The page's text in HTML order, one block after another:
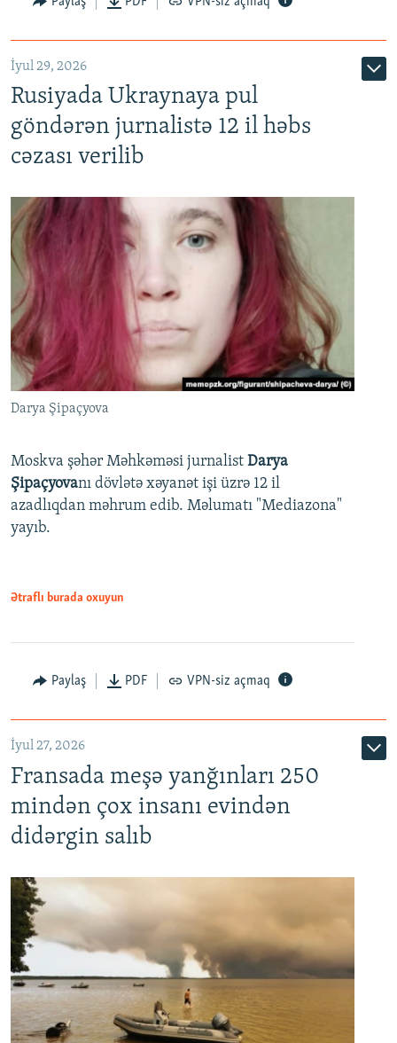
İyul 29, 2026
Rusiyada Ukraynaya pul
göndərən jurnalistə 12 il həbs
cəzası verilib
Darya Şipaçyova
Moskva şəhər Məhkəməsi jurnalist Darya
Şipaçyovanı dövlətə xəyanət işi üzrə 12 il
azadlıqdan məhrum edib. Məlumatı "Mediazona"
yayıb.
Ətraflı burada oxuyun
Paylaş PDF VPN-siz açmaq
İyul 27, 2026
Fransada meşə yanğınları 250
mindən çox insanı evindən
didərgin salıb